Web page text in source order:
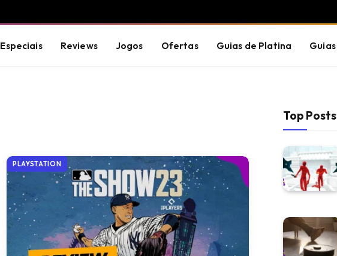
Especiais Reviews Jogos Ofertas Guias de Platina Guias
PLAYSTATION
Top Posts